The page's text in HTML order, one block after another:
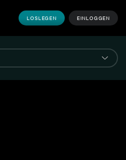
LOSLEGEN EINLOGGEN